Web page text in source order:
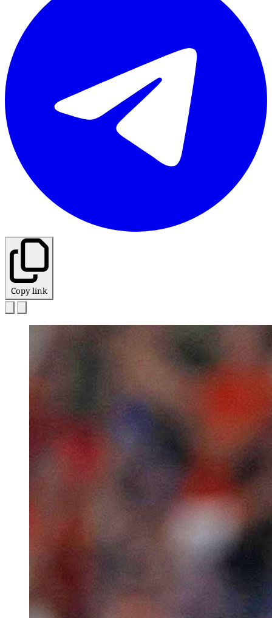
Copy link